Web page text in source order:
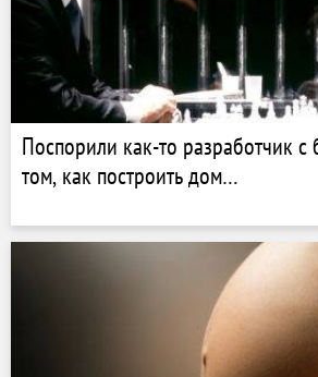
Поспорили как-то разработчик с
том, как построить дом…